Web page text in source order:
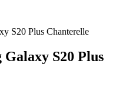
S20 Plus Chanterelle
Galaxy S20 Plus